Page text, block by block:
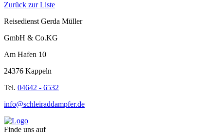
Zurück zur Liste
Reisedienst Gerda Müller
GmbH & Co.KG
Am Hafen 10
24376 Kappeln
Tel. 04642 - 6532
info@schleiraddampfer.de
Finde uns auf